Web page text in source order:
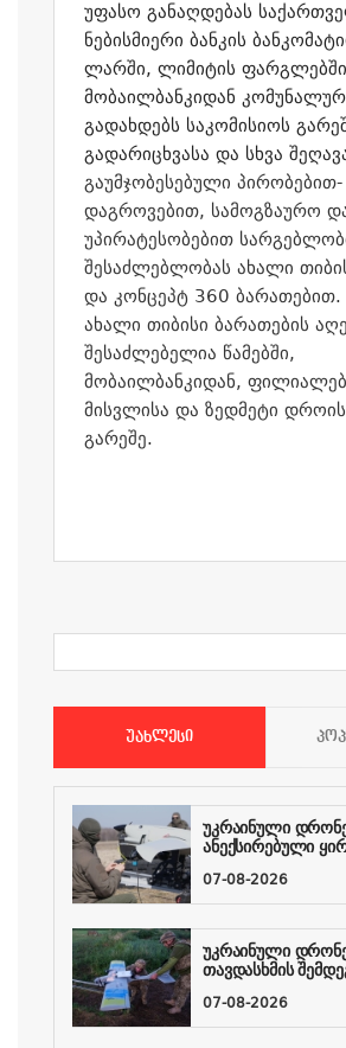
უფასო განაღდებას
ნებისმიერი ბანკის
ლარში, ლიმიტის
მობაილბანკიდან კომუნალურ
გადახდებს საკომისიოს
გადარიცხვასა და სხვა
გაუმჯობესებული პირობებით-
დაგროვებით, სამოგზაურო
უპირატესობებით
შესაძლებლობას ახალი
და კონცეპტ 360 ბარათებით.
ახალი თიბისი ბარათების
შესაძლებელია წამებში,
მობაილბანკიდან,
მისვლისა და ზედმეტი დროის
გარეშე.
ᲣᲐᲮᲚᲔᲡᲘ
უკრაინული
ანექსირებული
07-08-2026
უკრაინული
თავდასხმის
07-08-2026